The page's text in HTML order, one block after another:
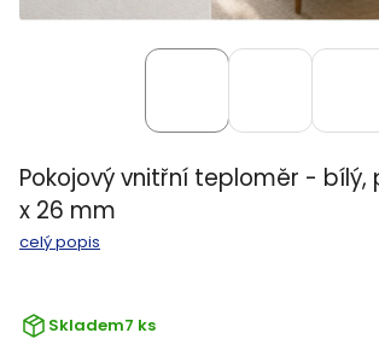
Skladem7 ks
Pokojový vnitřní teploměr - bílý,
x 26 mm
celý popis